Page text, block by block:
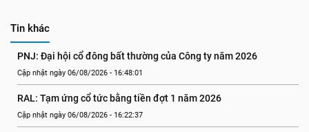
Tin khác
PNJ: Đại hội cổ đông bất thường của Công ty năm 2026
Cập nhật ngày 06/08/2026 - 16:48:01
RAL: Tạm ứng cổ tức bằng tiền đợt 1 năm 2026
Cập nhật ngày 06/08/2026 - 16:22:37